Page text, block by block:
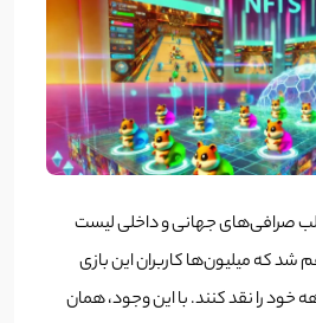
صرافی‌های جهانی و داخلی لیست
شد که میلیون‌ها کاربران این بازی
حاصل زحمات ۶ماهه خود را نقد کنند. با این وجود، همان